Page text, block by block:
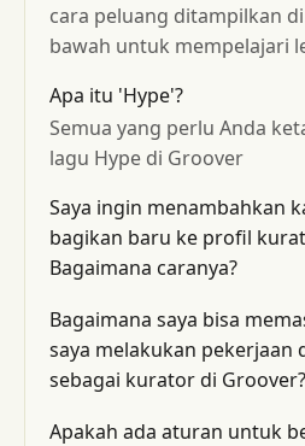
cara peluang ditampilkan
bawah untuk mempelajari
Apa itu 'Hype'?
Semua yang perlu Anda
lagu Hype di Groover
Saya ingin menambahkan
bagikan baru ke profil
Bagaimana caranya?
Bagaimana saya bisa
saya melakukan pekerjaan
sebagai kurator di Groover?
Apakah ada aturan untuk